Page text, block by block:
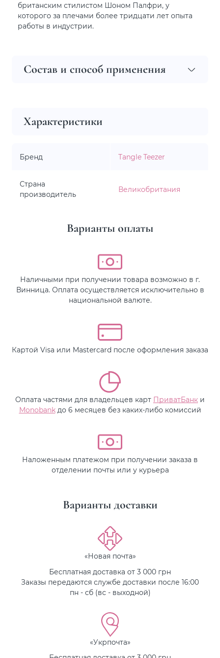
британским стилистом Шоном Палфри, у
которого за плечами более тридцати лет опыта
работы в индустрии.
Состав и способ применения
Характеристики
Бренд Tangle Teezer
Страна
производитель
Великобритания
Варианты оплаты
Наличными при получении товара возможно в г.
Винница. Оплата осуществляется исключительно в
национальной валюте.
Картой Visa или Mastercard после оформления заказа
Оплата частями для владельцев карт ПриватБанк и
Monobankдо 6 месяцев без каких-либо комиссий
Наложенным платежом при получении заказа в
отделении почты или у курьера
Варианты доставки
«Новая почта»
Бесплатная доставка от 3 000 грн
Заказы передаются службе доставки после 16:00
пн - сб (вс - выходной)
«Укрпочта»